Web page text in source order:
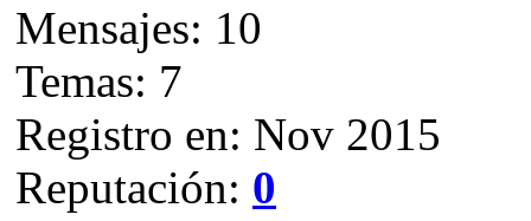
Mensajes: 10
Temas: 7
Registro en: Nov 2015
Reputación: 0